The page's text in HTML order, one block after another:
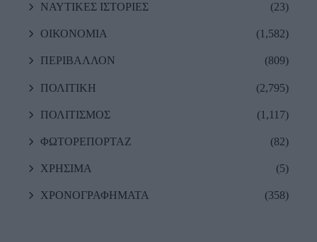
ΝΑΥΤΙΚΕΣ ΙΣΤΟΡΙΕΣ (23)
ΟΙΚΟΝΟΜΙΑ (1,582)
ΠΕΡΙΒΑΛΛΟΝ (809)
ΠΟΛΙΤΙΚΗ (2,795)
ΠΟΛΙΤΙΣΜΟΣ (1,117)
ΦΩΤΟΡΕΠΟΡΤΑΖ (82)
ΧΡΗΣΙΜΑ (5)
ΧΡΟΝΟΓΡΑΦΗΜΑΤΑ (358)